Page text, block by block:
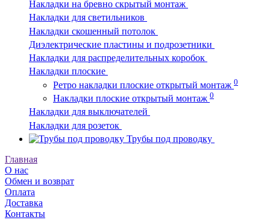
Накладки на бревно скрытый монтаж
Накладки для светильников
Накладки скошенный потолок
Диэлектрические пластины и подрозетники
Накладки для распределительных коробок
Накладки плоские
Ретро накладки плоские открытый монтаж 0
Накладки плоские открытый монтаж 0
Накладки для выключателей
Накладки для розеток
Трубы под проводку
Главная
О нас
Обмен и возврат
Оплата
Доставка
Контакты